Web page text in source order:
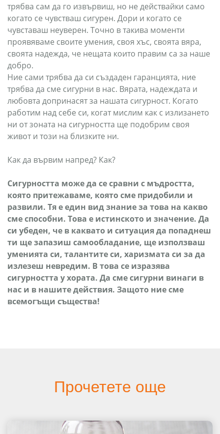
трябва сам да го извървиш, но не действайки само
когато се чувстваш сигурен. Дори и когато се
чувставаш неуверен. Точно в такива моменти
проявяваме своите умения, своя хъс, своята вяра,
своята надежда, че нещата които правим са за наше
добро.
Ние сами трябва да си създаден гаранцията, ние
трябва да сме сигурни в нас. Вярата, надеждата и
любовта допринасят за нашата сигурност. Когато
работим над себе си, когат мислим как с излизането
ни от зоната на сигурността ще подобрим своя
живот и този на близките ни.
Как да вървим напред? Как?
Сигурността може да се сравни с мъдростта,
която притежаваме, която сме придобили и
развили. Тя е един вид знание за това на какво
сме способни. Това е истинското и значение. Да
си убеден, че в каквато и ситуация да попаднеш
ти ще запазиш самообладание, ще използваш
уменията си, талантите си, харизмата си за да
излезеш невредим. В това се изразява
сигурността у хората. Да сме сигурни винаги в
нас и в нашите действия. Защото ние сме
всемогъщи същества!
Прочетете още